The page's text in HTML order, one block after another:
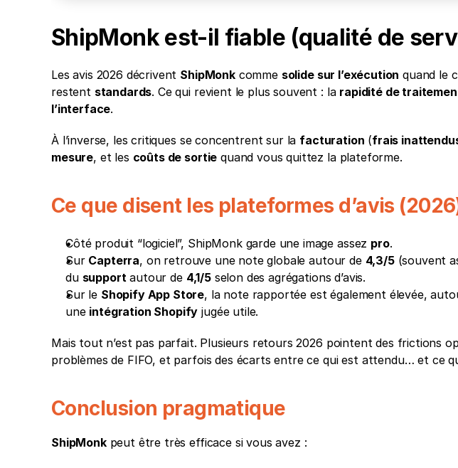
ShipMonk est-il fiable (qualité de
Les avis 2026 décrivent ShipMonk comme solide sur l’exécution quand le
restent standards. Ce qui revient le plus souvent : la rapidité de
l’interface.
À l’inverse, les critiques se concentrent sur la facturation (frais
mesure, et les coûts de sortie quand vous quittez la plateforme.
Ce que disent les plateformes d’avis
Côté produit “logiciel”, ShipMonk garde une image assez pro.
Sur Capterra, on retrouve une note globale autour de 4,3/5 (souvent
du support autour de 4,1/5 selon des agrégations d’avis.
Sur le Shopify App Store, la note rapportée est également élevée,
une intégration Shopify jugée utile.
Mais tout n’est pas parfait. Plusieurs retours 2026 pointent des frictions
problèmes de FIFO, et parfois des écarts entre ce qui est attendu… et ce
Conclusion pragmatique
ShipMonk peut être très efficace si vous avez :